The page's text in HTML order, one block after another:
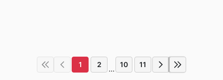
1 2 ... 10 11